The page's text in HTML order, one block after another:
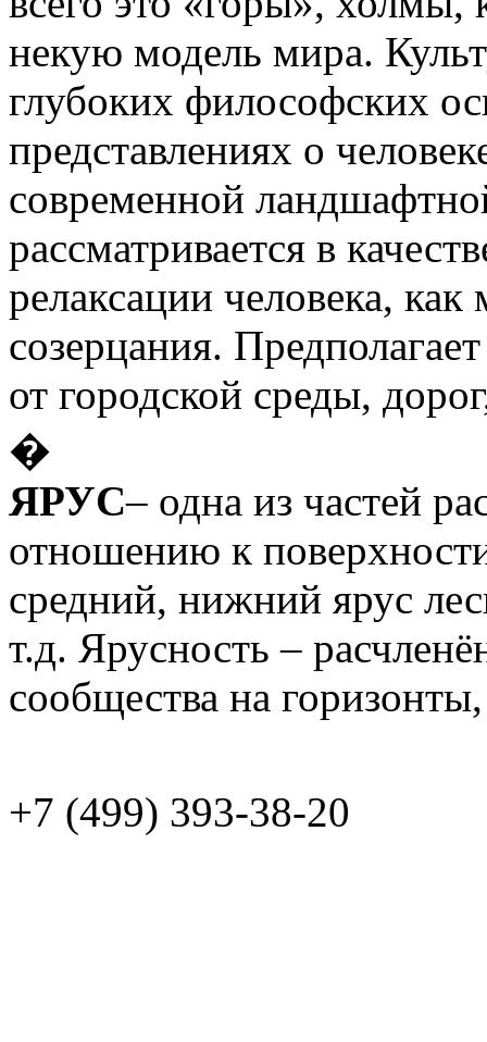
некую модель мира.
глубоких философских
представлениях о
современной
рассматривается в
релаксации человека, как
созерцания.
от городской среды,
�
ЯРУС– одна из частей
отношению к
средний, нижний ярус
т.д. Ярусность –
сообщества на
+7 (499)